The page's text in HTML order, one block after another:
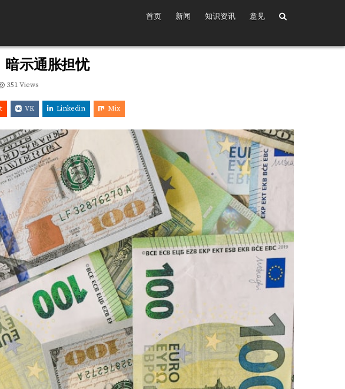
首页 新闻 知识资讯 意见
暗示通胀担忧
351Views
VK Linkedin Mix